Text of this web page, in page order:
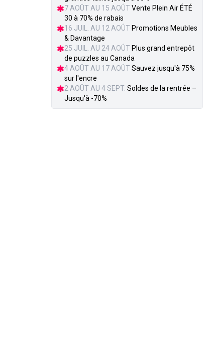
7 AOÛT AU 15 AOÛT Vente Plein Air ÉTÉ
30 à 70% de rabais
16 JUIL. AU 12 AOÛT Promotions Meubles
& Davantage
25 JUIL. AU 24 AOÛT Plus grand entrepôt
de puzzles au Canada
4 AOÛT AU 17 AOÛT Sauvez jusqu'à 75%
sur l'encre
2 AOÛT AU 4 SEPT. Soldes de la rentrée –
Jusqu'à -70%